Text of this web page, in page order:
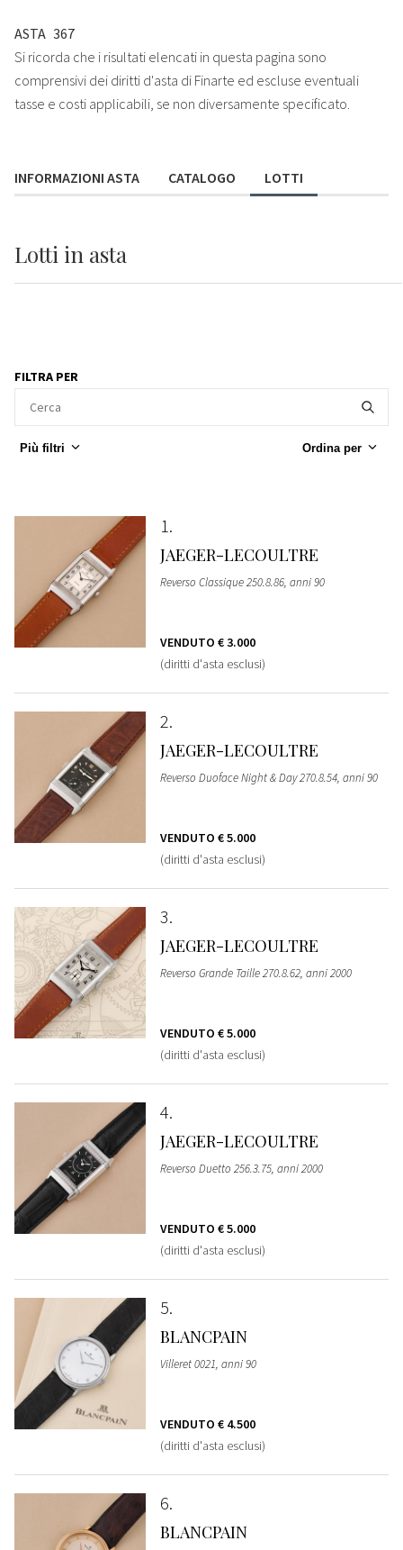
ASTA 367
Si ricorda che i risultati elencati in questa pagina sono
comprensivi dei diritti d'asta di Finarte ed escluse eventuali
tasse e costi applicabili, se non diversamente specificato.
INFORMAZIONI ASTA CATALOGO LOTTI
Lotti in asta
FILTRA PER
Più filtri Ordina per
1
JAEGER-LECOULTRE
Reverso Classique 250.8.86, anni 90
VENDUTO € 3.000
(diritti d'asta esclusi)
2
JAEGER-LECOULTRE
Reverso Duoface Night & Day 270.8.54, anni 90
VENDUTO € 5.000
(diritti d'asta esclusi)
3
JAEGER-LECOULTRE
Reverso Grande Taille 270.8.62, anni 2000
VENDUTO € 5.000
(diritti d'asta esclusi)
4
JAEGER-LECOULTRE
Reverso Duetto 256.3.75, anni 2000
VENDUTO € 5.000
(diritti d'asta esclusi)
5
BLANCPAIN
Villeret 0021, anni 90
VENDUTO € 4.500
(diritti d'asta esclusi)
6
BLANCPAIN